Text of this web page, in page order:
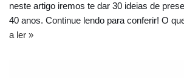
neste artigo iremos te dar 30 ideias de
40 anos. Continue lendo para conferir! O
a ler »